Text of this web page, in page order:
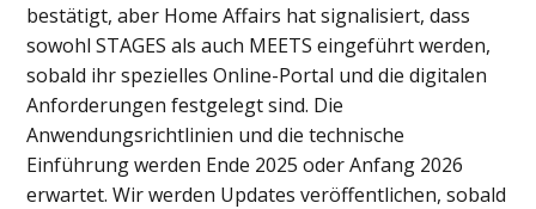
bestätigt, aber Home Affairs hat signalisiert, dass
sowohl STAGES als auch MEETS eingeführt werden,
sobald ihr spezielles Online-Portal und die digitalen
Anforderungen festgelegt sind. Die
Anwendungsrichtlinien und die technische
Einführung werden Ende 2025 oder Anfang 2026
erwartet. Wir werden Updates veröffentlichen, sobald